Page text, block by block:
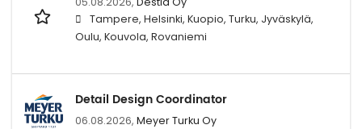
Tampere, Helsinki, Kuopio, Turku, Jyväskylä,
Oulu, Kouvola, Rovaniemi
Detail Design Coordinator
06.08.2026, Meyer Turku Oy